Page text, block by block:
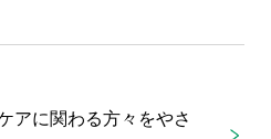
アに関わる方々をやさ